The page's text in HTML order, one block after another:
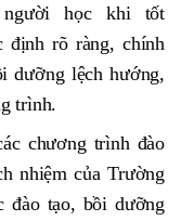
học khi tốt
định rõ ràng, chính
dưỡng lệch hướng,
trình.
chương trình đào
nhiệm của Trường
đào tạo, bồi dưỡng